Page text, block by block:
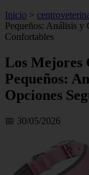
Inicio >
Pequeños: Análisis y
Confortables
Los Mejores
Pequeños:
Opciones
📅 30/05/2026